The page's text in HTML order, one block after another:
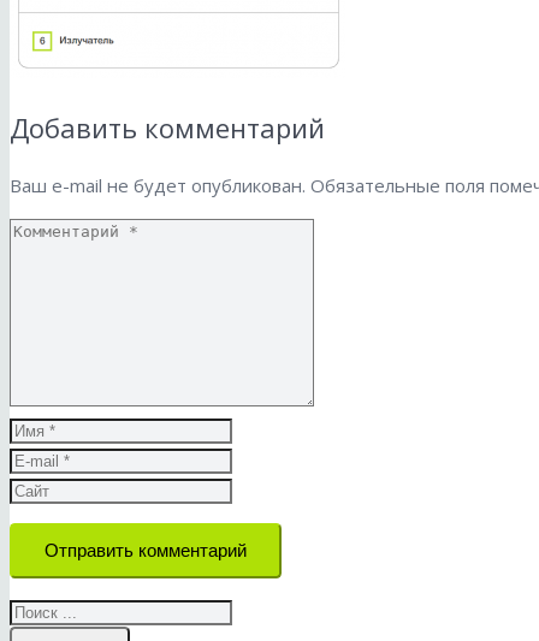
Добавить комментарий
Ваш e-mail не будет опубликован. Обязательные поля
Отправить комментарий